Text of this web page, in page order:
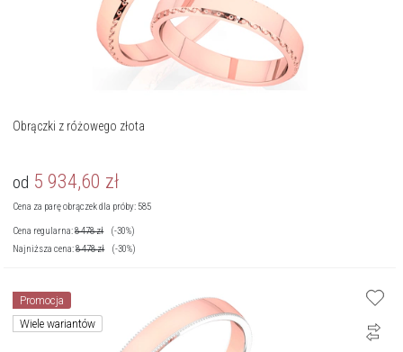
Obrączki z różowego złota
od 5 934,60 zł
Cena za parę obrączek dla próby: 585
Cena regularna:8 478zł
(-30%)
Najniższa cena:8 478zł (-30%)
Promocja
Wiele wariantów